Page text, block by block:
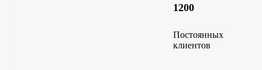
1200
Постоянных
клиентов